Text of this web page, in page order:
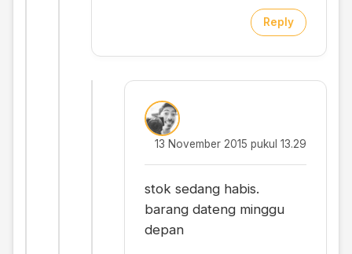
Reply
13 November 2015 pukul 13.29
stok sedang habis.
barang dateng minggu
depan